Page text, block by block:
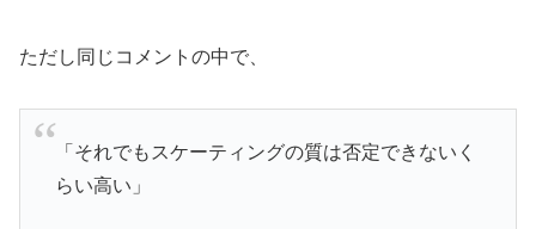
ただし同じコメントの中で、
「それでもスケーティングの質は否定できないく
らい高い」